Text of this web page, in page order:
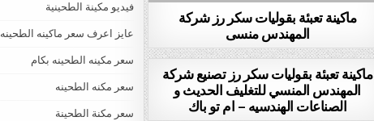
ماكينة تعبئة بقوليات سكر رز شركة
المهندس منسى
ماكينة تعبئة بقوليات سكر رز تصنيع شركة
المهندس المنسي للتغليف الحديث و
الصناعات الهندسيه – ام تو باك
فيديو مكينة الطحينية
عايز اعرف سعر ماكينه الطحينه
سعر مكينه الطحينه بكام
سعر مكنه الطحينه
سعر مكنة الطحينة